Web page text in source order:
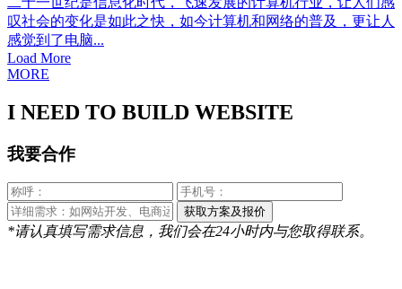
叹社会的变化是如此之快，如今计算机和网络的普及，更让人
感觉到了电脑...
Load More
MORE
I NEED TO BUILD WEBSITE
我要合作
*请认真填写需求信息，我们会在24小时内与您取得联系。